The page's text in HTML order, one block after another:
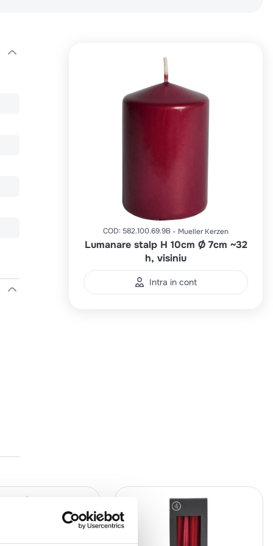
COD: 582.100.69.9B Mueller Kerzen
Lumanare stalp H 10cm Ø 7cm ~32
h, visiniu
Intra in cont